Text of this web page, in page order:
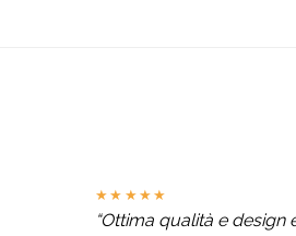
★★★★★
“Ottima qualità e